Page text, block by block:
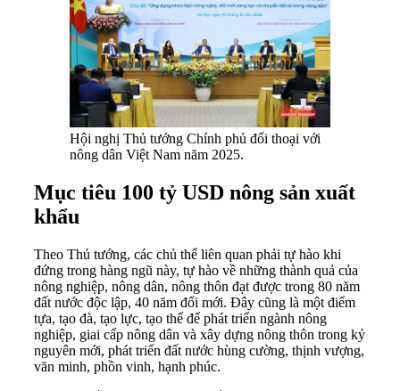
Hội nghị Thủ tướng Chính phủ đối thoại với
nông dân Việt Nam năm 2025.
Mục tiêu 100 tỷ USD nông sản xuất
khẩu
Theo Thủ tướng, các chủ thể liên quan phải tự hào khi
đứng trong hàng ngũ này, tự hào về những thành quả của
nông nghiệp, nông dân, nông thôn đạt được trong 80 năm
đất nước độc lập, 40 năm đổi mới. Đây cũng là một điểm
tựa, tạo đà, tạo lực, tạo thế để phát triển ngành nông
nghiệp, giai cấp nông dân và xây dựng nông thôn trong kỷ
nguyên mới, phát triển đất nước hùng cường, thịnh vượng,
văn minh, phồn vinh, hạnh phúc.